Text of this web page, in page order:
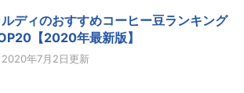
ルディのおすすめコーヒー豆ランキング
【2020年最新版】
2020年7月2日更新